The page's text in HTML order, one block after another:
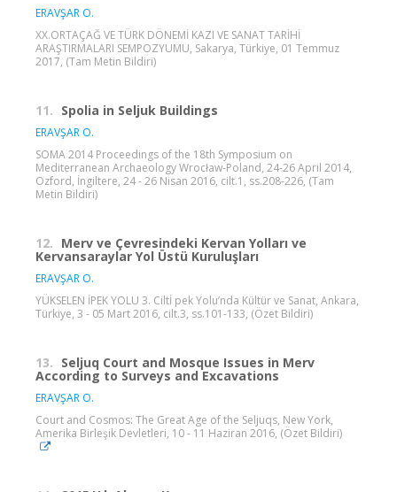
ERAVŞAR O.
XX.ORTAÇAĞ VE TÜRK DÖNEMİ KAZI VE SANAT TARİHİ
ARAŞTIRMALARI SEMPOZYUMU, Sakarya, Türkiye, 01 Temmuz
2017, (Tam Metin Bildiri)
11. Spolia in Seljuk Buildings
ERAVŞAR O.
SOMA 2014 Proceedings of the 18th Symposium on
Mediterranean Archaeology Wrocław-Poland, 24-26 April 2014,
Ozford, İngiltere, 24 - 26 Nisan 2016, cilt.1, ss.208-226, (Tam
Metin Bildiri)
12. Merv ve Çevresindeki Kervan Yolları ve
Kervansaraylar Yol Üstü Kuruluşları
ERAVŞAR O.
YÜKSELEN İPEK YOLU 3. Ciltİ pek Yolu’nda Kültür ve Sanat, Ankara,
Türkiye, 3 - 05 Mart 2016, cilt.3, ss.101-133, (Özet Bildiri)
13. Seljuq Court and Mosque Issues in Merv
According to Surveys and Excavations
ERAVŞAR O.
Court and Cosmos: The Great Age of the Seljuqs, New York,
Amerika Birleşik Devletleri, 10 - 11 Haziran 2016, (Özet Bildiri)